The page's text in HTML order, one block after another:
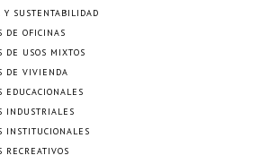
Y SUSTENTABILIDAD
DE OFICINAS
DE USOS MIXTOS
DE VIVIENDA
EDUCACIONALES
INDUSTRIALES
INSTITUCIONALES
RECREATIVOS